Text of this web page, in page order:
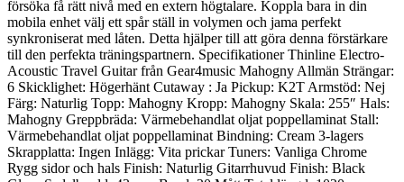
försöka få rätt nivå med en extern högtalare. Koppla bara in din
mobila enhet välj ett spår ställ in volymen och jama perfekt
synkroniserat med låten. Detta hjälper till att göra denna förstärkare
till den perfekta träningspartnern. Specifikationer Thinline Electro-
Acoustic Travel Guitar från Gear4music Mahogny Allmän Strängar:
6 Skicklighet: Högerhänt Cutaway : Ja Pickup: K2T Armstöd: Nej
Färg: Naturlig Topp: Mahogny Kropp: Mahogny Skala: 255″ Hals:
Mahogny Greppbräda: Värmebehandlat oljat poppellaminat Stall:
Värmebehandlat oljat poppellaminat Bindning: Cream 3-lagers
Skrapplatta: Ingen Inlägg: Vita prickar Tuners: Vanliga Chrome
Rygg sidor och hals Finish: Naturlig Gitarrhuvud Finish: Black